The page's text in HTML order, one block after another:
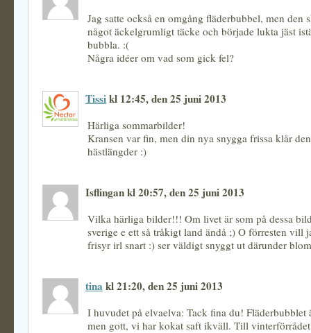
Jag satte också en omgång fläderbubbel, men den
något äckelgrumligt täcke och började lukta jäst
bubbla. :(
Några idéer om vad som gick fel?
Tissikl 12:45, den 25 juni 2013
Härliga sommarbilder!
Kransen var fin, men din nya snygga frissa klår
hästlängder :)
Isflingan kl 20:57, den 25 juni 2013
Vilka härliga bilder!!! Om livet är som på dessa
sverige e ett så tråkigt land ändå ;) O förresten vill
frisyr irl snart :) ser väldigt snyggt ut därunder
tina kl 21:20, den 25 juni 2013
I huvudet på elvaelva: Tack fina du!
men gott, vi har kokat saft ikväll. Till